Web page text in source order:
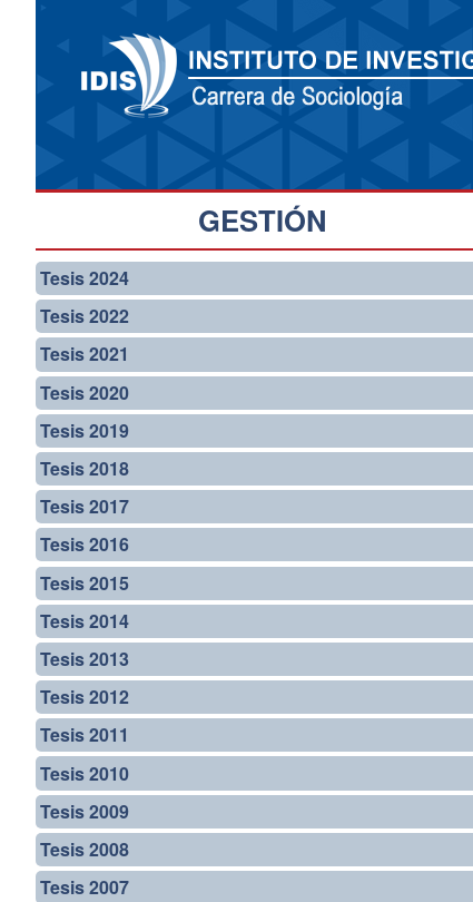
GESTIÓN
Tesis 2024
Tesis 2022
Tesis 2021
Tesis 2020
Tesis 2019
Tesis 2018
Tesis 2017
Tesis 2016
Tesis 2015
Tesis 2014
Tesis 2013
Tesis 2012
Tesis 2011
Tesis 2010
Tesis 2009
Tesis 2008
Tesis 2007